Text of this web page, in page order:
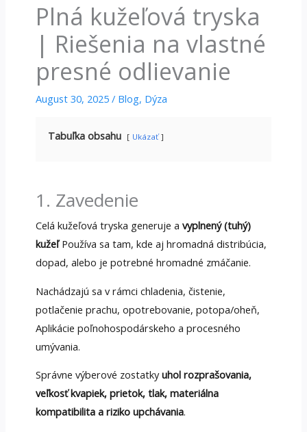
Plná kužeľová tryska
| Riešenia na vlastné
presné odlievanie
August 30, 2025 / Blog, Dýza
Tabuľka obsahu Ukázať
1. Zavedenie
Celá kužeľová tryska generuje a vyplnený (tuhý)
kužeľPoužíva sa tam, kde aj hromadná distribúcia,
dopad, alebo je potrebné hromadné zmáčanie.
Nachádzajú sa v rámci chladenia, čistenie,
potlačenie prachu, opotrebovanie, potopa/oheň,
Aplikácie poľnohospodárskeho a procesného
umývania.
Správne výberové zostatkyuhol rozprašovania,
veľkosť kvapiek, prietok, tlak, materiálna
kompatibilita a riziko upchávania.